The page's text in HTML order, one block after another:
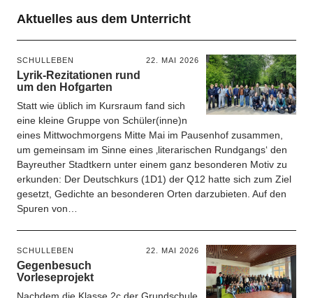
Aktuelles aus dem Unterricht
SCHULLEBEN 22. MAI 2026
Lyrik-Rezitationen rund
um den Hofgarten
Statt wie üblich im Kursraum fand sich
eine kleine Gruppe von Schüler(inne)n
eines Mittwochmorgens Mitte Mai im Pausenhof zusammen,
um gemeinsam im Sinne eines ‚literarischen Rundgangs‘ den
Bayreuther Stadtkern unter einem ganz besonderen Motiv zu
erkunden: Der Deutschkurs (1D1) der Q12 hatte sich zum Ziel
gesetzt, Gedichte an besonderen Orten darzubieten. Auf den
Spuren von…
SCHULLEBEN 22. MAI 2026
Gegenbesuch
Vorleseprojekt